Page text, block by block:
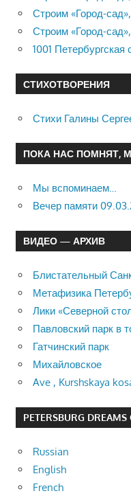
Строим «Город-
Строим «Город-
1001 Петербургская
СТИХОТВОРЕНИЯ
Стихи Галины
ПОКА НАС ПОМНЯТ,
Мы вспоминаем…
Вечер памяти
ВИДЕО — АРХИВ
Блистательный
Метафизика
Лики «Северной
Павловский парк в
Гатчинский парк
Михайловское
Ave , Kurshskaya
PETERSBURG
Russian
English
French